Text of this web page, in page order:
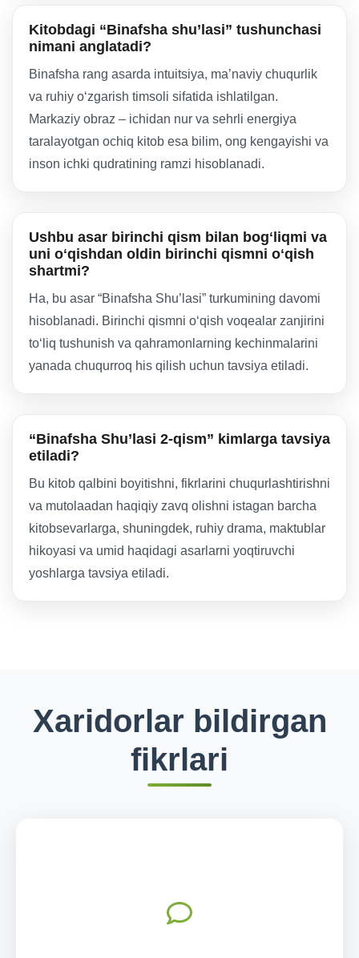
Kitobdagi “Binafsha shu’lasi” tushunchasi
nimani anglatadi?
Binafsha rang asarda intuitsiya, maʼnaviy chuqurlik
va ruhiy oʻzgarish timsoli sifatida ishlatilgan.
Markaziy obraz – ichidan nur va sehrli energiya
taralayotgan ochiq kitob esa bilim, ong kengayishi va
inson ichki qudratining ramzi hisoblanadi.
Ushbu asar birinchi qism bilan bogʻliqmi va
uni oʻqishdan oldin birinchi qismni oʻqish
shartmi?
Ha, bu asar “Binafsha Shu’lasi” turkumining davomi
hisoblanadi. Birinchi qismni oʻqish voqealar zanjirini
toʻliq tushunish va qahramonlarning kechinmalarini
yanada chuqurroq his qilish uchun tavsiya etiladi.
“Binafsha Shu’lasi 2-qism” kimlarga tavsiya
etiladi?
Bu kitob qalbini boyitishni, fikrlarini chuqurlashtirishni
va mutolaadan haqiqiy zavq olishni istagan barcha
kitobsevarlarga, shuningdek, ruhiy drama, maktublar
hikoyasi va umid haqidagi asarlarni yoqtiruvchi
yoshlarga tavsiya etiladi.
Xaridorlar bildirgan
fikrlari